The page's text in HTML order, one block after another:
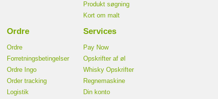
Produkt søgning
Kort om malt
Ordre
Ordre
Forretningsbetingelser
Ordre Ingo
Order tracking
Logistik
Services
Pay Now
Opskrifter af øl
Whisky Opskrifter
Regnemaskine
Din konto